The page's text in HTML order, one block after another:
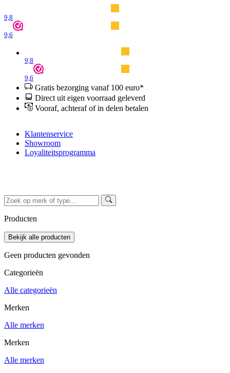
9,8
9,6
9,8
9,6
Gratis bezorging vanaf 100 euro*
Direct uit eigen voorraad geleverd
Vooraf, achteraf of in delen betalen
Klantenservice
Showroom
Loyaliteitsprogramma
Producten
Geen producten gevonden
Categorieën
Alle categorieën
Merken
Alle merken
Merken
Alle merken